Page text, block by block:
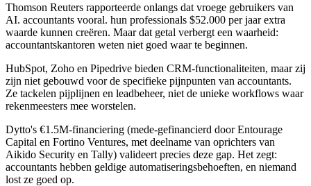
Thomson Reuters rapporteerde onlangs dat vroege gebruikers van
AI. accountants vooral. hun professionals $52.000 per jaar extra
waarde kunnen creëren. Maar dat getal verbergt een waarheid:
accountantskantoren weten niet goed waar te beginnen.
HubSpot, Zoho en Pipedrive bieden CRM-functionaliteiten, maar zij
zijn niet gebouwd voor de specifieke pijnpunten van accountants.
Ze tackelen pijplijnen en leadbeheer, niet de unieke workflows waar
rekenmeesters mee worstelen.
Dytto's €1.5M-financiering (mede-gefinancierd door Entourage
Capital en Fortino Ventures, met deelname van oprichters van
Aikido Security en Tally) valideert precies deze gap. Het zegt:
accountants hebben geldige automatiseringsbehoeften, en niemand
lost ze goed op.